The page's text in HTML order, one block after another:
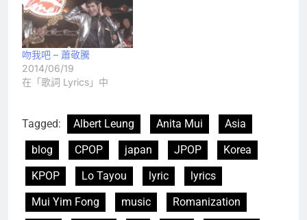
吻我吧 – 蕭敬騰
2014/06/19
在「歌詞 Lyrics」中
Tagged: Albert Leung Anita Mui
Asia
blog
CPOP japan JPOP
Korea
KPOP
Lo Tayou lyric
lyrics
Mui Yim Fong
music
Romanization